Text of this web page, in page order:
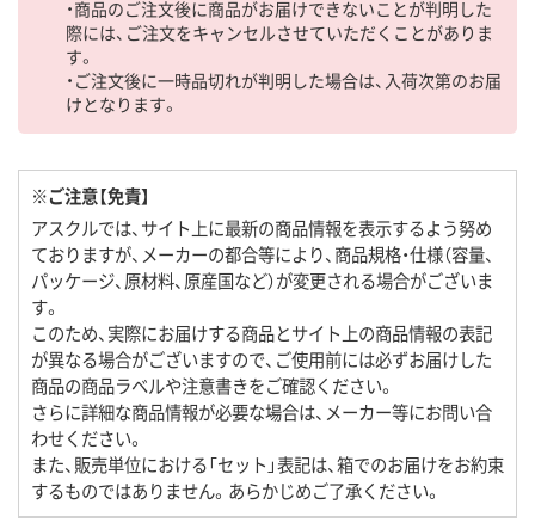
・商品のご注文後に商品がお届けできないことが判明した
際には、ご注文をキャンセルさせていただくことがありま
す。
・ご注文後に一時品切れが判明した場合は、入荷次第のお届
けとなります。
※ご注意【免責】
アスクルでは、サイト上に最新の商品情報を表示するよう努め
ておりますが、メーカーの都合等により、商品規格・仕様（容量、
パッケージ、原材料、原産国など）が変更される場合がございま
す。
このため、実際にお届けする商品とサイト上の商品情報の表記
が異なる場合がございますので、ご使用前には必ずお届けした
商品の商品ラベルや注意書きをご確認ください。
さらに詳細な商品情報が必要な場合は、メーカー等にお問い合
わせください。
また、販売単位における「セット」表記は、箱でのお届けをお約束
するものではありません。あらかじめご了承ください。